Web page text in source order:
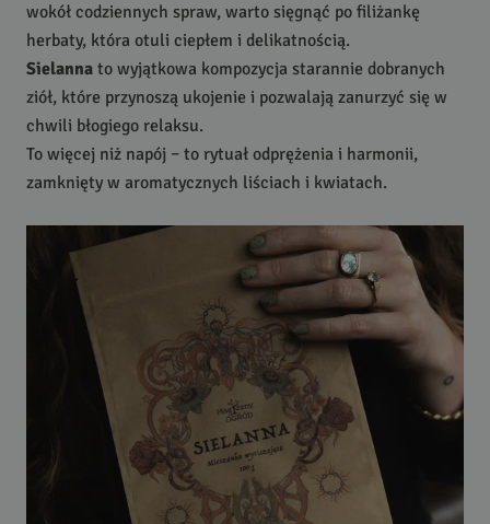
wokół codziennych spraw, warto sięgnąć po filiżankę
herbaty, która otuli ciepłem i delikatnością.
Sielanna to wyjątkowa kompozycja starannie dobranych
ziół, które przynoszą ukojenie i pozwalają zanurzyć się w
chwili błogiego relaksu.
To więcej niż napój – to rytuał odprężenia i harmonii,
zamknięty w aromatycznych liściach i kwiatach.